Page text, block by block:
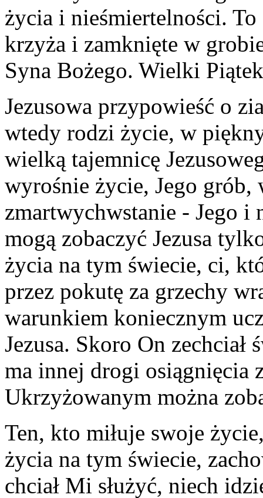
życia i nieśmiertelności.
krzyża i zamknięte w
Syna Bożego. Wielki
Jezusowa przypowieść o
wtedy rodzi życie, w
wielką tajemnicę
wyrośnie życie, Jego grób,
zmartwychwstanie - Jego i
mogą zobaczyć Jezusa
życia na tym świecie, ci,
przez pokutę za grzechy
warunkiem koniecznym
Jezusa. Skoro On
ma innej drogi osiągnięcia
Ukrzyżowanym można
Ten, kto miłuje swoje
życia na tym świecie,
chciał Mi służyć, niech